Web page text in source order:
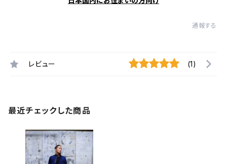
通報する
レビュー (1)
最近チェックした商品